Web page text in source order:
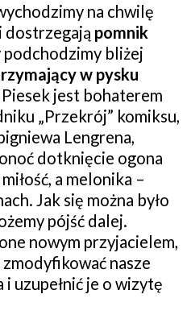
na chwilę
dostrzegają pomnik
podchodzimy bliżej
w pysku
Piesek jest bohaterem
„Przekrój” komiksu,
Lengrena,
dotknięcie ogona
a melonika –
Jak się można było
pójść dalej.
nowym przyjacielem,
zmodyfikować nasze
uzupełnić je o wizytę